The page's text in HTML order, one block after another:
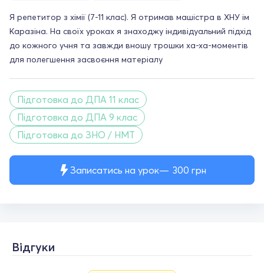
Записатись на урок 300 грн
Я репетитор з хімії (7-11 клас). Я отримав машістра в ХНУ ім
Каразіна. На своїх уроках я знаходжу індивідуальний підхід
до кожного учня та завжди вношу трошки ха-ха-моментів
для полегшення засвоєння матеріалу
Підготовка до ДПА 11 клас
Підготовка до ДПА 9 клас
Підготовка до ЗНО / НМТ
Відгуки